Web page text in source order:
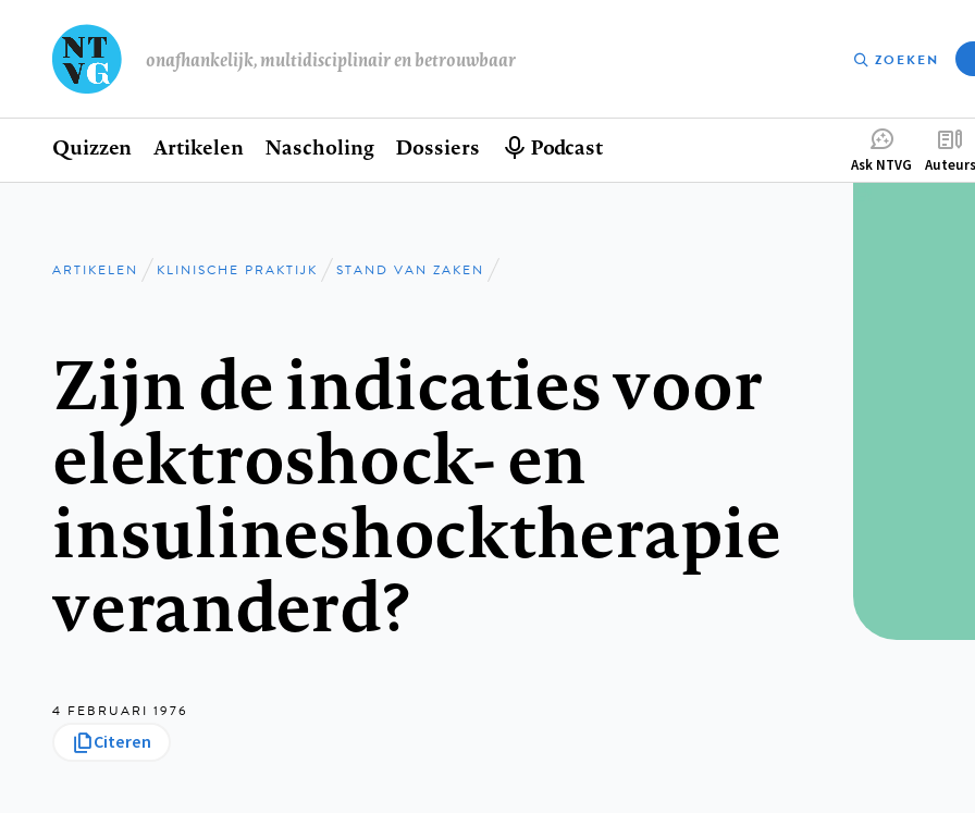
onafhankelijk, multidisciplinair en betrouwbaar ZOEKEN
Hoofdnavigatie
Home
Quizzen Artikelen Nascholing Dossiers Podcast
Ask NTVG Auteurs
Kruimelpad
ARTIKELEN KLINISCHE PRAKTIJK STAND VAN ZAKEN
Zijn de indicaties voor
elektroshock- en
insulineshocktherapie
veranderd?
4 FEBRUARI 1976
Citeren